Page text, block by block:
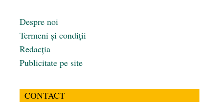
Despre noi
Termeni și condiții
Redacția
Publicitate pe site
CONTACT